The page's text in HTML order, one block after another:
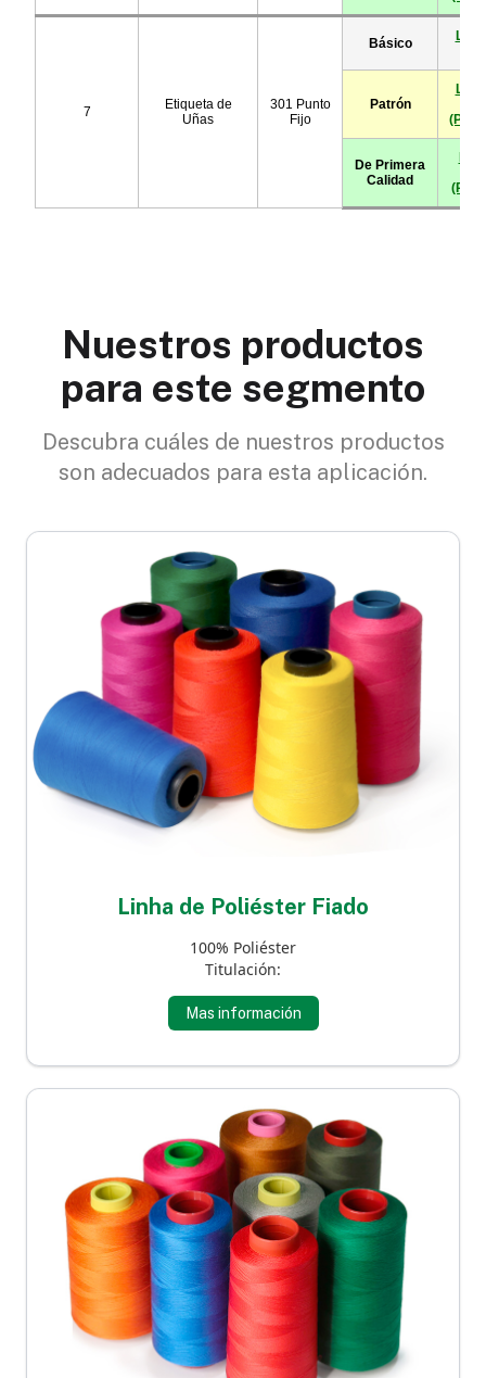
Nuestros productos
para este segmento
Descubra cuáles de nuestros productos
son adecuados para esta aplicación.
Linha de Poliéster Fiado
100% Poliéster
Titulación:
Mas información